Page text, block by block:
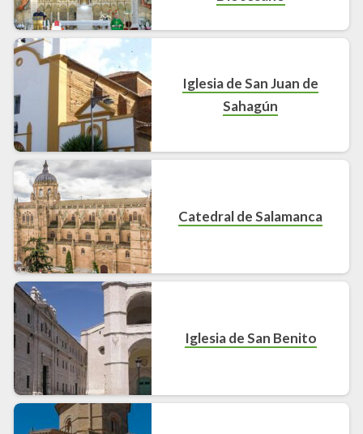
Iglesia de San Juan de
Sahagún
Catedral de Salamanca
Iglesia de San Benito